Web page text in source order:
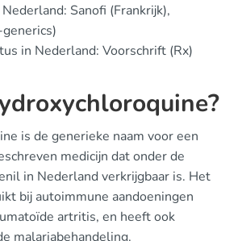
Sanofi (Frankrijk),
in Nederland: Voorschrift (Rx)
is de generieke naam voor een
medicijn dat onder de
in Nederland verkrijgbaar is. Het
bij autoimmune aandoeningen
artritis, en heeft ook
malariabehandeling.